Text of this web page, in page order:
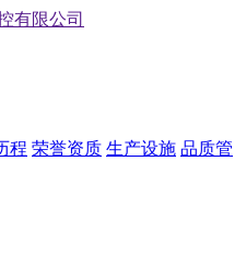
程 荣誉资质 生产设施 品质管